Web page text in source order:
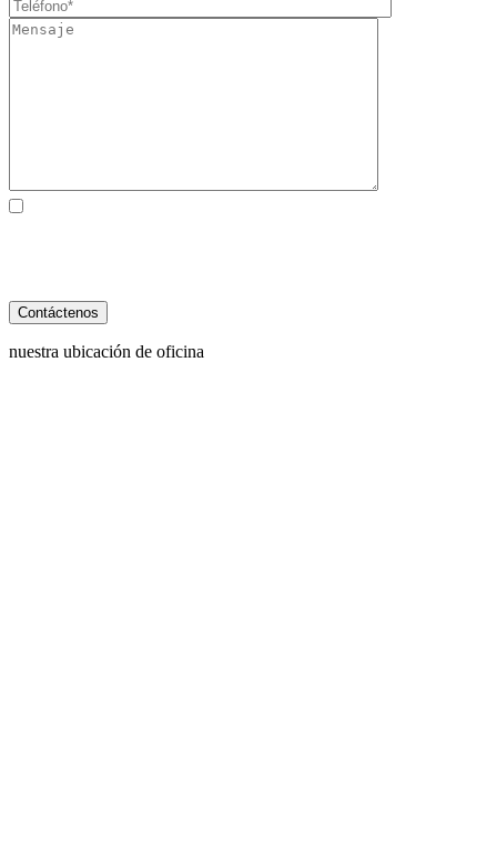
nuestra ubicación de oficina